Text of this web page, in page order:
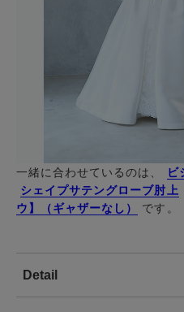
一緒に合わせているのは、 ビ
シェイプサテングローブ肘上
ウ】（ギャザーなし）
です。
Detail